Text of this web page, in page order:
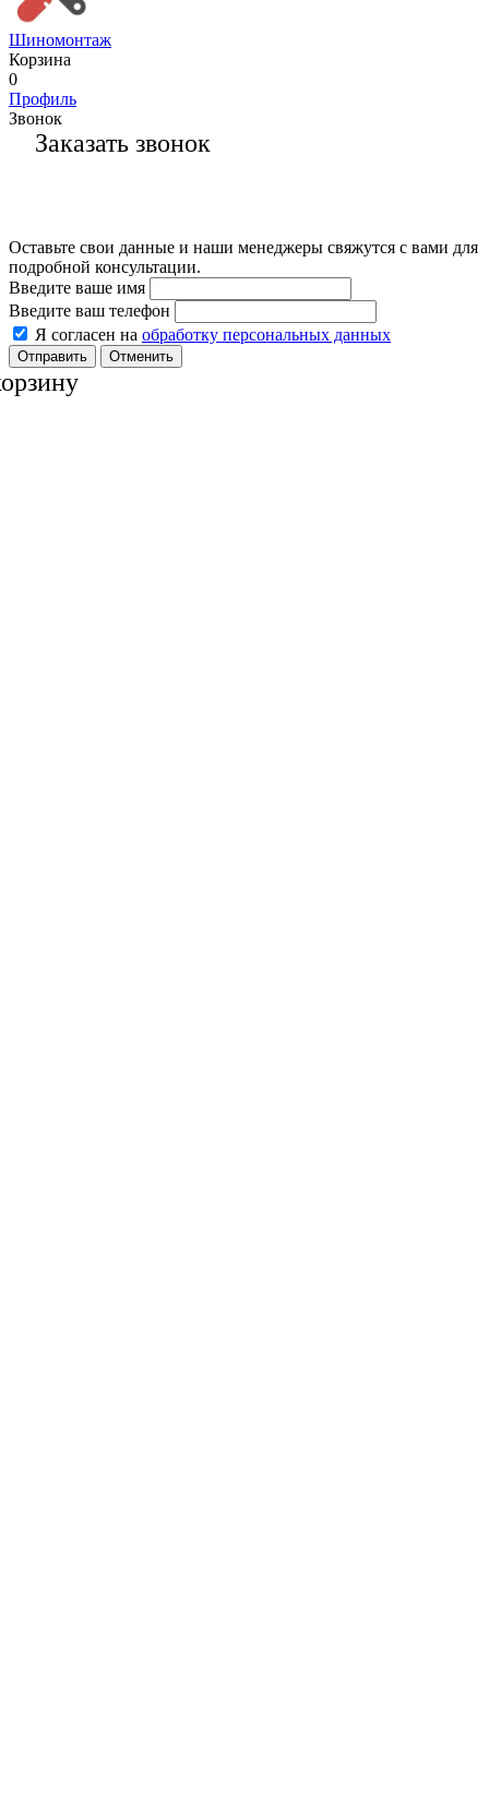
Шиномонтаж
Корзина
0
Профиль
Звонок
Заказать звонок
Оставьте свои данные и наши менеджеры свяжутся с вами для
подробной консультации.
Введите ваше имя
Введите ваш телефон
Я согласен на обработку персональных данных
Отменить